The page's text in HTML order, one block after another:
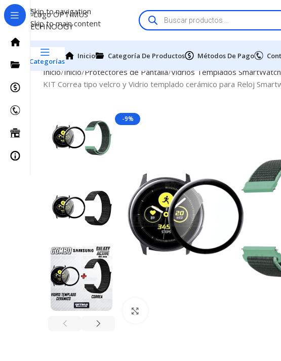
Skip to navigation
Skip to main content
Categorías
Inicio Categoría De Productos Métodos De Pago
Inicio Inicio Protectores de Pantalla Vidrios Templados SmartWatch
KIT Correa tipo velcro y Vidrio templado cerámico para Reloj
-9%